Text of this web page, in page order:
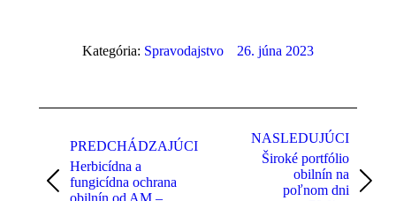
Kategória: Spravodajstvo 26. júna 2023
navigation
PREDCHÁDZAJÚCI
Previous
Herbicídna a
fungicídna ochrana
NASLEDUJÚCI
Široké portfólio
obilnín na
poľnom dni